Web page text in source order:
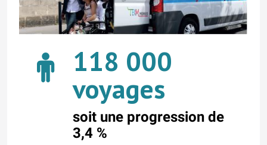
118 000
voyages
soit une progression de
3,4 %